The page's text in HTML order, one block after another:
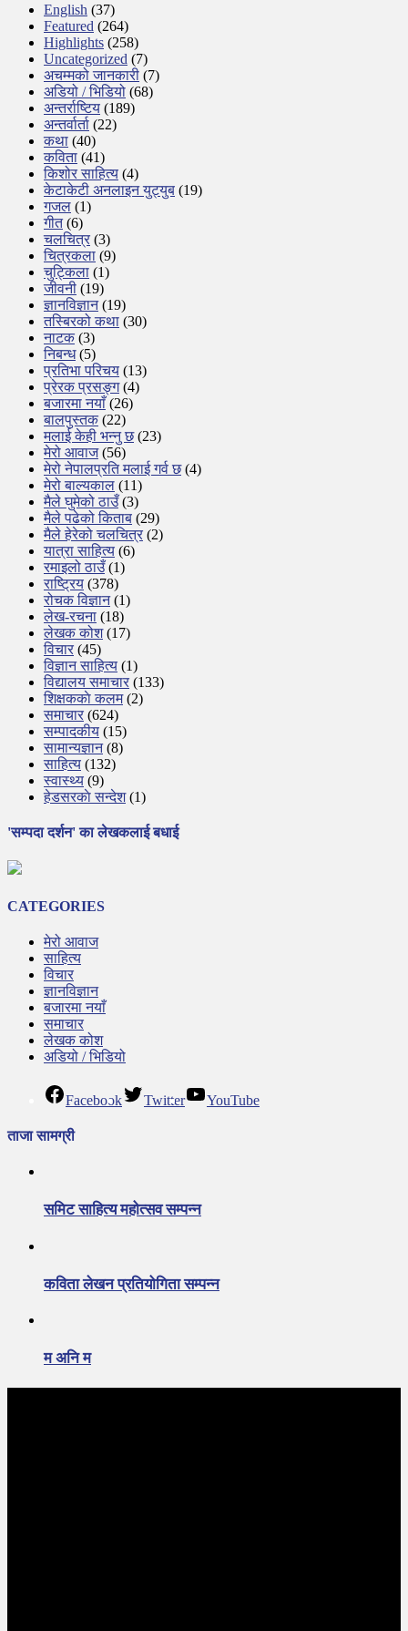
English (37)
Featured (264)
Highlights (258)
Uncategorized (7)
अचम्मको जानकारी (7)
अडियो / भिडियो (68)
अन्तर्राष्टिय (189)
अन्तर्वार्ता (22)
कथा (40)
कविता (41)
किशोर साहित्य (4)
केटाकेटी अनलाइन युट्युब (19)
गजल (1)
गीत(6)
चलचित्र (3)
चित्रकला (9)
चुट्किला (1)
जीवनी (19)
ज्ञानविज्ञान(19)
तस्बिरको कथा (30)
नाटक(3)
निबन्ध(5)
प्रतिभा परिचय (13)
प्रेरक प्रसङ्ग(4)
बजारमा नयाँ(26)
बालपुस्तक(22)
मलाई केही भन्नु छ(23)
मेरो आवाज(56)
मेरो नेपालप्रति मलाई गर्व छ(4)
मेरो बाल्यकाल (11)
मैले घुमेको ठाउँ(3)
मैले पढेको किताब (29)
मैले हेरेको चलचित्र (2)
यात्रा साहित्य (6)
रमाइलो ठाउँ(1)
राष्ट्रिय (378)
रोचक विज्ञान(1)
लेख-रचना (18)
लेखक कोश(17)
विचार (45)
विज्ञान साहित्य (1)
विद्यालय समाचार (133)
शिक्षककाे कलम(2)
समाचार (624)
सम्पादकीय (15)
सामान्यज्ञान(8)
साहित्य (132)
स्वास्थ्य (9)
हेडसरकाे सन्देश(1)
'सम्पदा दर्शन' का लेखकलाई बधाई
CATEGORIES
मेरो आवाज
साहित्य
विचार
ज्ञानविज्ञान
बजारमा नयाँ
समाचार
लेखक कोश
अडियो / भिडियो
Facebook Twitter YouTube
ताजा सामग्री
समिट साहित्य महोत्सव सम्पन्न
कविता लेखन प्रतियोगिता सम्पन्न
म अनि म